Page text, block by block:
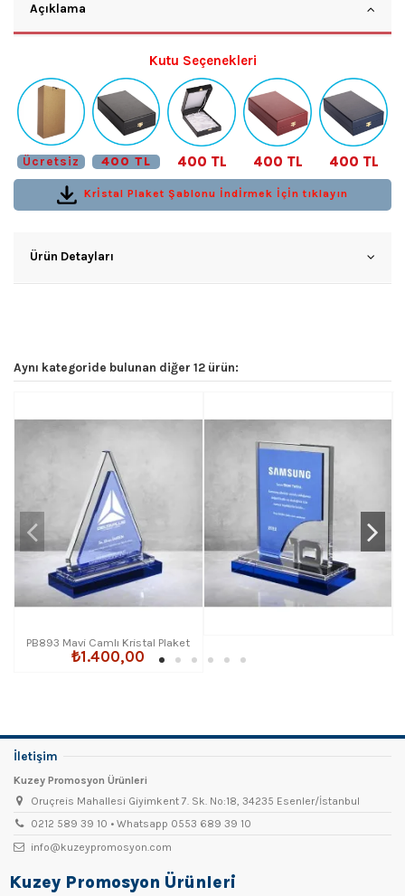
Açıklama
Kutu Seçenekleri
Ücretsiz 400 TL 400 TL 400 TL 400 TL
Krİstal Plaket Şablonu İndİrmek İçİn tıklayın
Ürün Detayları
Aynı kategoride bulunan diğer 12 ürün:
PB893 Mavi Camlı Kristal Plaket
₺1.400,00
İletişim
Kuzey Promosyon Ürünleri
Oruçreis Mahallesi Giyimkent 7. Sk. No:18, 34235 Esenler/İstanbul
0212 589 39 10 • Whatsapp 0553 689 39 10
info@kuzeypromosyon.com
Kuzey Promosyon Ürünleri